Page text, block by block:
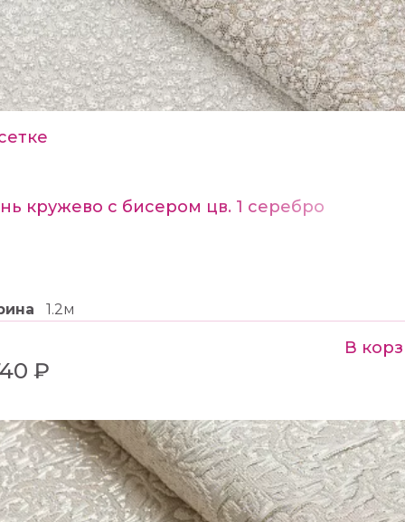
кружево с бисером цв. 1 серебро
1.2м
₽
В